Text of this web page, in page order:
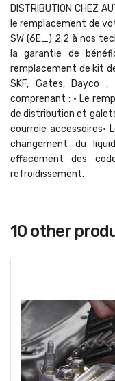
DISTRIBUTION CHEZ
le remplacement de
SW (6E_) 2.2 à nos
la garantie de
remplacement de kit
SKF, Gates, Dayco
comprenant : • Le
de distribution et
courroie accessoires•
changement du
effacement des
refroidissement.
10 other